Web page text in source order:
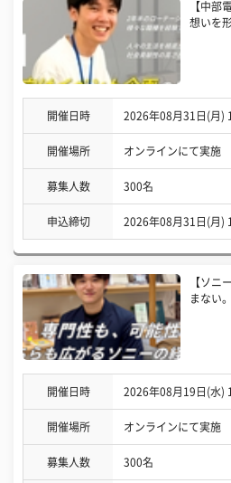
【中部
想いを
開催日時 2026年08月31日(月)
開催場所 オンラインにて実施
募集人数 300名
申込締切 2026年08月31日(月)
【ソニ
まない
開催日時 2026年08月19日(水)
開催場所 オンラインにて実施
募集人数 300名